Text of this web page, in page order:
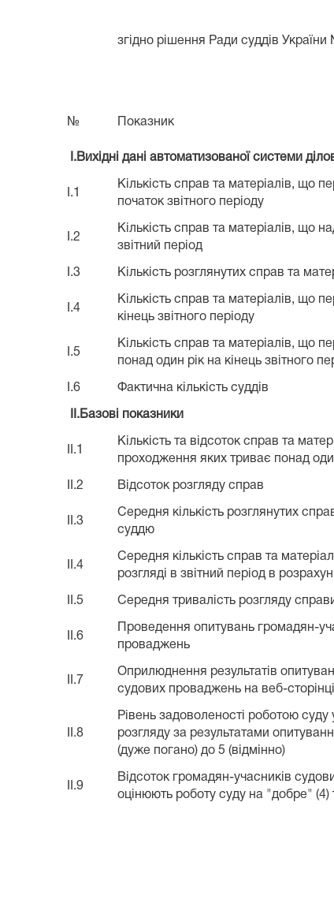
згідно рішення Ради суддів
№ Показник
I.Вихідні дані автоматизованої системи
I.1
Кількість справ та матеріалів, що
початок звітного періоду
I.2
Кількість справ та матеріалів, що
звітний період
I.3 Кількість розглянутих справ та
I.4
Кількість справ та матеріалів, що
кінець звітного періоду
I.5
Кількість справ та матеріалів, що
понад один рік на кінець звітного
I.6 Фактична кількість суддів
II.Базові показники
II.1
Кількість та відсоток справ та
проходження яких триває понад
II.2 Відсоток розгляду справ
II.3
Середня кількість розглянутих
суддю
II.4
Середня кількість справ та
розгляді в звітний період в
II.5 Середня тривалість розгляду
II.6
Проведення опитувань громадян-
проваджень
II.7
Оприлюднення результатів
судових проваджень на веб-
II.8
Рівень задоволеності роботою
розгляду за результатами
(дуже погано) до 5 (відмінно)
II.9
Відсоток громадян-учасників
оцінюють роботу суду на "добре" (4)